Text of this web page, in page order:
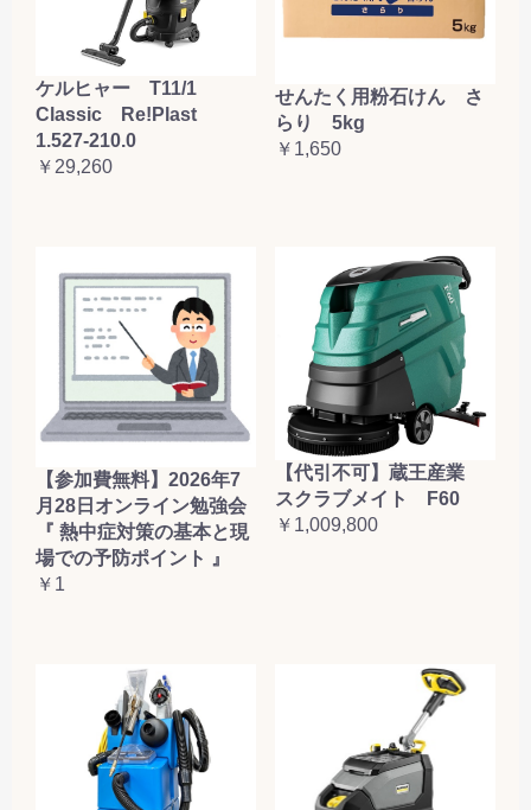
ケルヒャー T11/1
Classic Re!Plast
1.527-210.0
￥29,260
せんたく用粉石けん さ
らり 5kg
￥1,650
【参加費無料】2026年7
月28日オンライン勉強会
『 熱中症対策の基本と現
場での予防ポイント 』
￥1
【代引不可】蔵王産業
スクラブメイト F60
￥1,009,800